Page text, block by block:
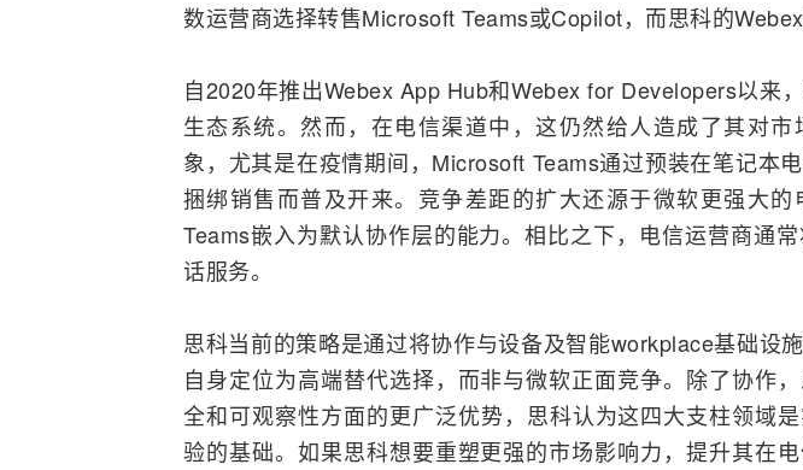
数运营商选择转售Microsoft Teams或Copilot，而思科的Webex
自2020年推出Webex App Hub和Webex for Developers以来
生态系统。然而，在电信渠道中，这仍然给人造成了其对
象，尤其是在疫情期间，Microsoft Teams通过预装在笔记本
捆绑销售而普及开来。竞争差距的扩大还源于微软更强大
Teams嵌入为默认协作层的能力。相比之下，电信运营商通
话服务。
思科当前的策略是通过将协作与设备及智能workplace基础设
自身定位为高端替代选择，而非与微软正面竞争。除了协作
全和可观察性方面的更广泛优势，思科认为这四大支柱领域
验的基础。如果思科想要重塑更强的市场影响力，提升其在